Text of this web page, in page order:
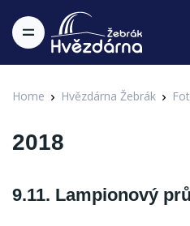
Home Hvězdárna Žebrák
2018
9.11. Lampionový